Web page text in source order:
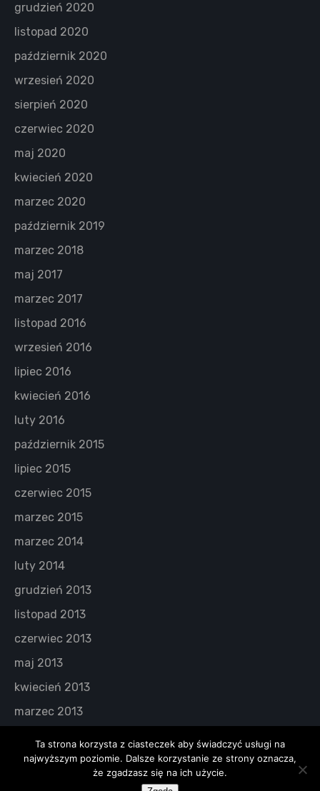
grudzień 2020
listopad 2020
październik 2020
wrzesień 2020
sierpień 2020
czerwiec 2020
maj 2020
kwiecień 2020
marzec 2020
październik 2019
marzec 2018
maj 2017
marzec 2017
listopad 2016
wrzesień 2016
lipiec 2016
kwiecień 2016
luty 2016
październik 2015
lipiec 2015
czerwiec 2015
marzec 2015
marzec 2014
luty 2014
grudzień 2013
listopad 2013
czerwiec 2013
maj 2013
kwiecień 2013
marzec 2013
Ta strona korzysta z ciasteczek aby świadczyć usługi na
najwyższym poziomie. Dalsze korzystanie ze strony oznacza,
że zgadzasz się na ich użycie.